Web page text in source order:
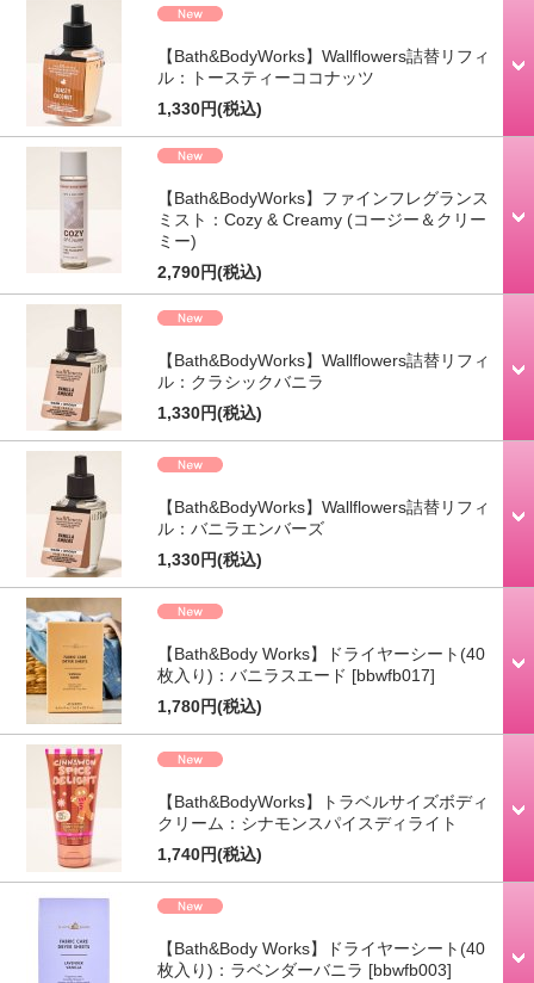
【Bath&BodyWorks】Wallflowers詰替リフィ
ル：トースティーココナッツ
1,330円(税込)
【Bath&BodyWorks】ファインフレグランス
ミスト：Cozy & Creamy (コージー＆クリー
ミー)
2,790円(税込)
【Bath&BodyWorks】Wallflowers詰替リフィ
ル：クラシックバニラ
1,330円(税込)
【Bath&BodyWorks】Wallflowers詰替リフィ
ル：バニラエンバーズ
1,330円(税込)
【Bath&Body Works】ドライヤーシート(40
枚入り)：バニラスエード [bbwfb017]
1,780円(税込)
【Bath&BodyWorks】トラベルサイズボディ
クリーム：シナモンスパイスディライト
1,740円(税込)
【Bath&Body Works】ドライヤーシート(40
枚入り)：ラベンダーバニラ [bbwfb003]